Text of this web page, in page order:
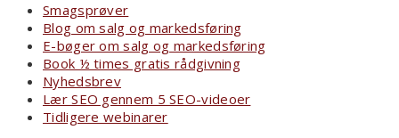
Smagsprøver
Blog om salg og markedsføring
E-bøger om salg og markedsføring
Book ½ times gratis rådgivning
Nyhedsbrev
Lær SEO gennem 5 SEO-videoer
Tidligere webinarer